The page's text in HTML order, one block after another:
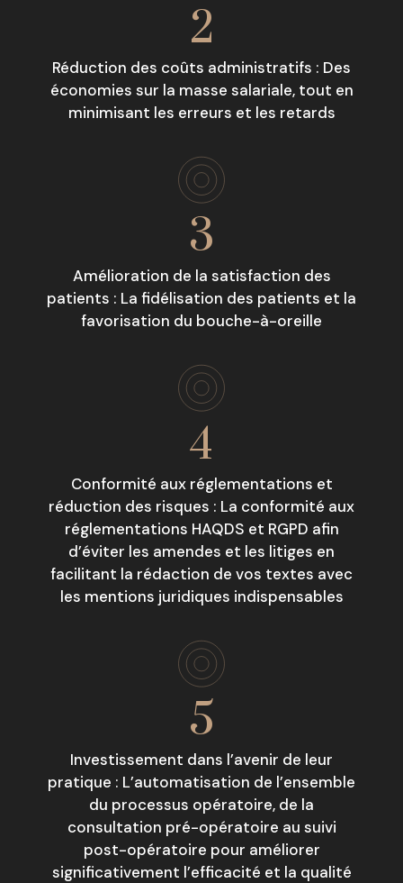
2
Réduction des coûts administratifs : Des
économies sur la masse salariale, tout en
minimisant les erreurs et les retards
3
Amélioration de la satisfaction des
patients : La fidélisation des patients et la
favorisation du bouche-à-oreille
4
Conformité aux réglementations et
réduction des risques : La conformité aux
réglementations HAQDS et RGPD afin
d’éviter les amendes et les litiges en
facilitant la rédaction de vos textes avec
les mentions juridiques indispensables
5
Investissement dans l’avenir de leur
pratique : L’automatisation de l’ensemble
du processus opératoire, de la
consultation pré-opératoire au suivi
post-opératoire pour améliorer
significativement l’efficacité et la qualité